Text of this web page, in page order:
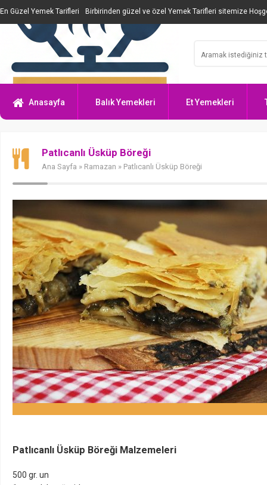
En Güzel Yemek Tarifleri Birbirinden güzel ve özel Yemek Tarifleri sitemize
Anasayfa Balık Yemekleri Et Yemekleri
Patlıcanlı Üsküp Böreği
Ana Sayfa » Ramazan » Patlıcanlı Üsküp Böreği
Patlıcanlı Üsküp Böreği Malzemeleri
500 gr. un